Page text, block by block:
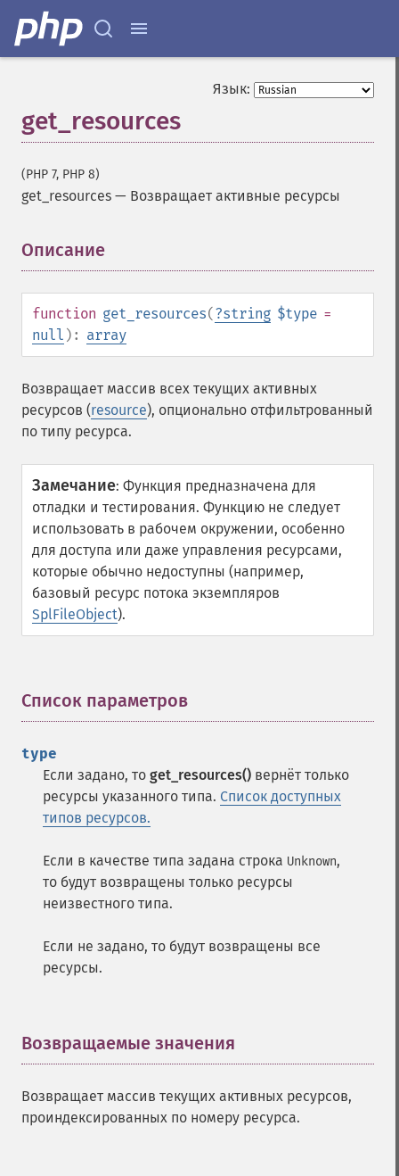
Язык:
get_resources
(PHP 7, PHP 8)
get_resources — Возвращает активные ресурсы
Описание
function get_resources(?string $type =
null ): array
Возвращает массив всех текущих активных
ресурсов (resource), опционально отфильтрованный
по типу ресурса.
Замечание: Функция предназначена для
отладки и тестирования. Функцию не следует
использовать в рабочем окружении, особенно
для доступа или даже управления ресурсами,
которые обычно недоступны (например,
базовый ресурс потока экземпляров
SplFileObject).
Список параметров
type
Если задано, то get_resources() вернёт только
ресурсы указанного типа. Список доступных
типов ресурсов.
Если в качестве типа задана строка Unknown,
то будут возвращены только ресурсы
неизвестного типа.
Если не задано, то будут возвращены все
ресурсы.
Возвращаемые значения
Возвращает массив текущих активных ресурсов,
проиндексированных по номеру ресурса.